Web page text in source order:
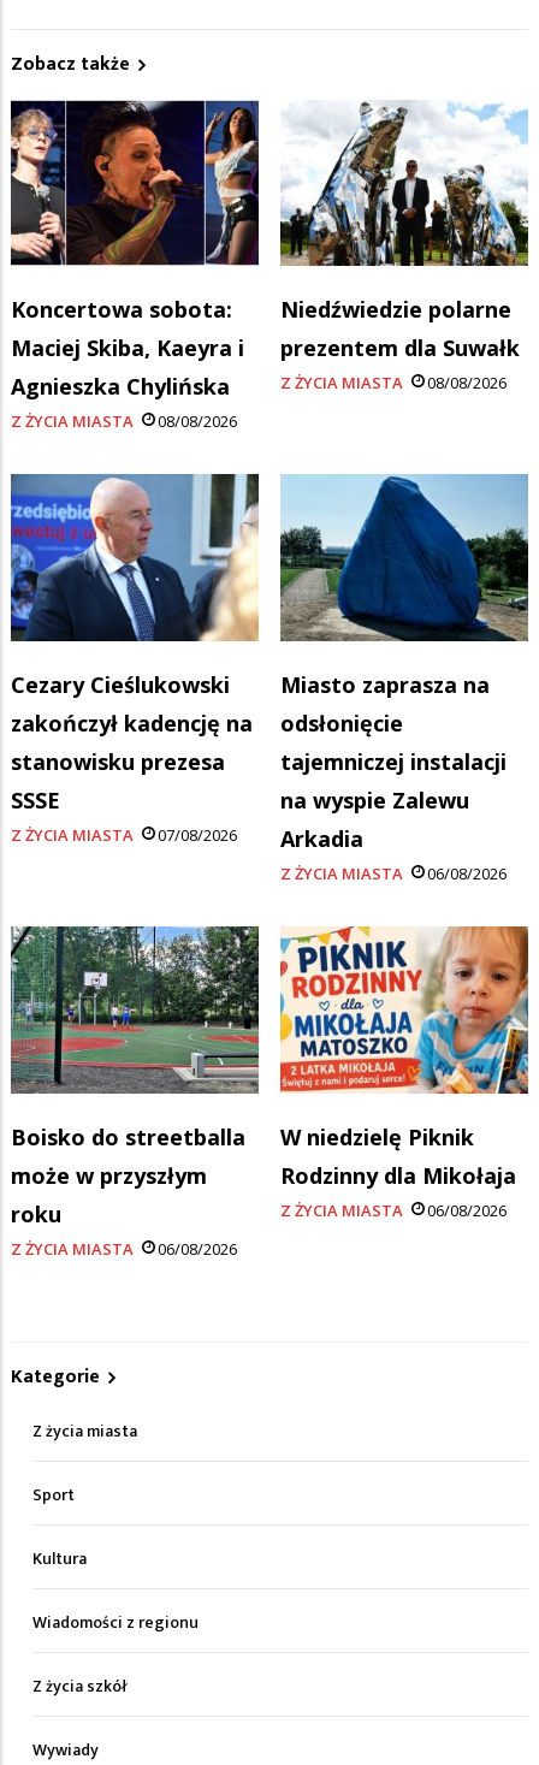
Zobacz także
Koncertowa sobota:
Maciej Skiba, Kaeyra i
Agnieszka Chylińska
Z ŻYCIA MIASTA 08/08/2026
Niedźwiedzie polarne
prezentem dla Suwałk
Z ŻYCIA MIASTA 08/08/2026
Cezary Cieślukowski
zakończył kadencję na
stanowisku prezesa
SSSE
Z ŻYCIA MIASTA 07/08/2026
Miasto zaprasza na
odsłonięcie
tajemniczej instalacji
na wyspie Zalewu
Arkadia
Z ŻYCIA MIASTA 06/08/2026
Boisko do streetballa
może w przyszłym
roku
Z ŻYCIA MIASTA 06/08/2026
W niedzielę Piknik
Rodzinny dla Mikołaja
Z ŻYCIA MIASTA 06/08/2026
Kategorie
Z życia miasta
Sport
Kultura
Wiadomości z regionu
Z życia szkół
Wywiady